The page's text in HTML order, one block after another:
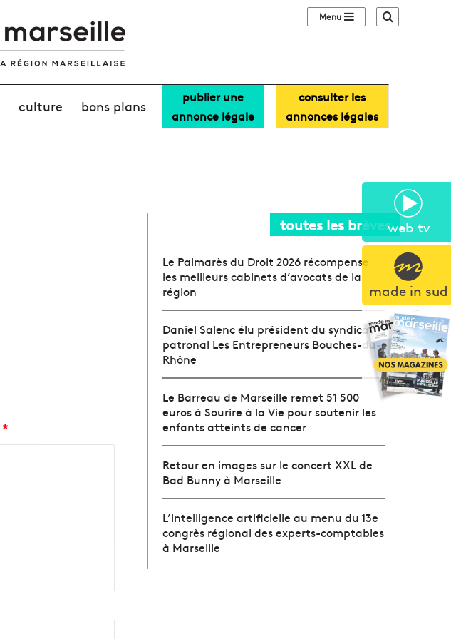
web tv
made in sud
Sidebar (barre
culture bons plans
publier une
annonce légale
consulter les
annonces légales
*
toutes les brèves
Le Palmarès du Droit 2026 récompense
les meilleurs cabinets d’avocats de la
région
Daniel Salenc élu président du syndicat
patronal Les Entrepreneurs Bouches-du-
Rhône
Le Barreau de Marseille remet 51 500
euros à Sourire à la Vie pour soutenir les
enfants atteints de cancer
Retour en images sur le concert XXL de
Bad Bunny à Marseille
L’intelligence artificielle au menu du 13e
congrès régional des experts-comptables
à Marseille